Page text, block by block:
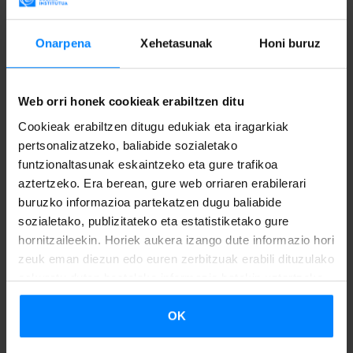
Onarpena Xehetasunak Honi buruz
Web orri honek cookieak erabiltzen ditu
Cookieak erabiltzen ditugu edukiak eta iragarkiak
pertsonalizatzeko, baliabide sozialetako
funtzionaltasunak eskaintzeko eta gure trafikoa
aztertzeko. Era berean, gure web orriaren erabilerari
buruzko informazioa partekatzen dugu baliabide
sozialetako, publizitateko eta estatistiketako gure
hornitzaileekin. Horiek aukera izango dute informazio hori
zeuk eman diezun edo euren zerbitzuak erabili dituzulako
eskuratu duten bestelako informazio batekin uztartzeko.
OK